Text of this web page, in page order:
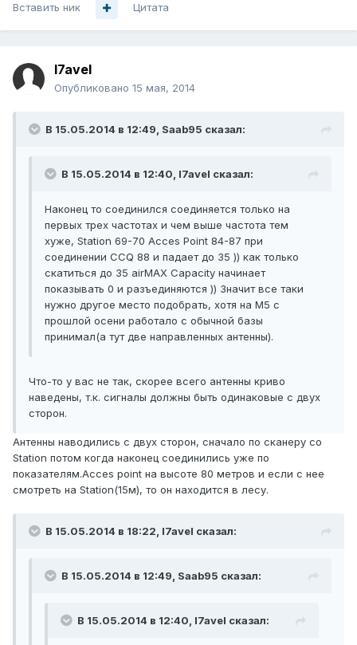
Вставить ник Цитата
l7avel
Опубликовано 15 мая, 2014
В 15.05.2014 в 12:49, Saab95 сказал:
В 15.05.2014 в 12:40, l7avel сказал:
Наконец то соединился соединяется только на
первых трех частотах и чем выше частота тем
хуже, Station 69-70 Acces Point 84-87 при
соединении CCQ 88 и падает до 35 )) как только
скатиться до 35 airMAX Capacity начинает
показывать 0 и разъединяются )) Значит все таки
нужно другое место подобрать, хотя на M5 с
прошлой осени работало с обычной базы
принимал(а тут две направленных антенны).
Что-то у вас не так, скорее всего антенны криво
наведены, т.к. сигналы должны быть одинаковые с двух
сторон.
Антенны наводились с двух сторон, сначало по сканеру со
Station потом когда наконец соединились уже по
показателям.Acces point на высоте 80 метров и если с нее
смотреть на Station(15м), то он находится в лесу.
В 15.05.2014 в 18:22, l7avel сказал:
В 15.05.2014 в 12:49, Saab95 сказал:
В 15.05.2014 в 12:40, l7avel сказал: